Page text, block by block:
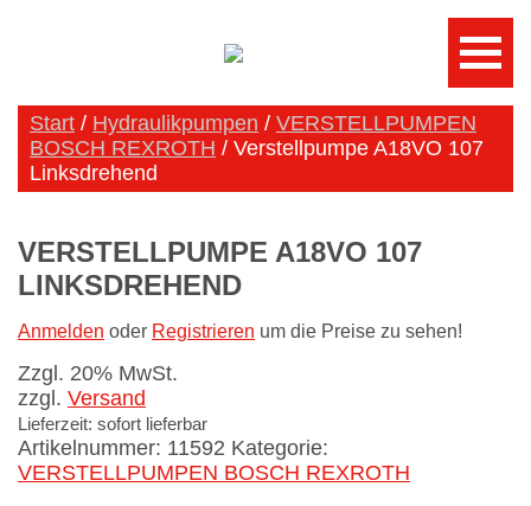
Start / Hydraulikpumpen / VERSTELLPUMPEN
BOSCH REXROTH / Verstellpumpe A18VO 107
Linksdrehend
VERSTELLPUMPE A18VO 107
LINKSDREHEND
Anmelden oder Registrieren um die Preise zu sehen!
Zzgl. 20% MwSt.
zzgl. Versand
Lieferzeit: sofort lieferbar
Artikelnummer: 11592 Kategorie:
VERSTELLPUMPEN BOSCH REXROTH